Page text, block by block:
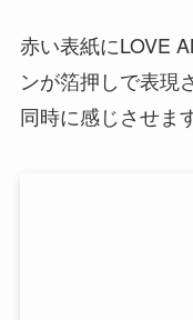
赤い表紙にLOVE
ンが箔押しで表現
同時に感じさせます